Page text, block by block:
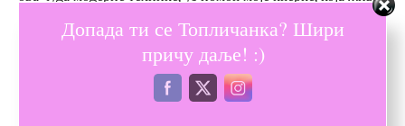
у Единбургу, па “шерујемо”, “лајкујемо”, зовемо се на видео
позив и међусобно коментаришемо.
Допада ти се Топличанка? Шири
причу даље! :)